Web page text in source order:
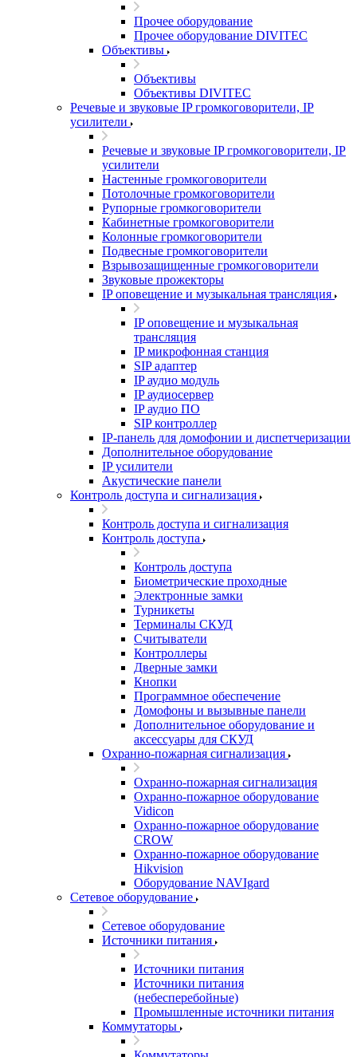
Прочее оборудование
Прочее оборудование DIVITEC
Объективы
Объективы
Объективы DIVITEC
Речевые и звуковые IP громкоговорители, IP
усилители
Речевые и звуковые IP громкоговорители, IP
усилители
Настенные громкоговорители
Потолочные громкоговорители
Рупорные громкоговорители
Кабинетные громкоговорители
Колонные громкоговорители
Подвесные громкоговорители
Взрывозащищенные громкоговорители
Звуковые прожекторы
IP оповещение и музыкальная трансляция
IP оповещение и музыкальная
трансляция
IP микрофонная станция
SIP адаптер
IP аудио модуль
IP аудиосервер
IP аудио ПО
SIP контроллер
IP-панель для домофонии и диспетчеризации
Дополнительное оборудование
IP усилители
Акустические панели
Контроль доступа и сигнализация
Контроль доступа и сигнализация
Контроль доступа
Контроль доступа
Биометрические проходные
Электронные замки
Турникеты
Терминалы СКУД
Считыватели
Контроллеры
Дверные замки
Кнопки
Программное обеспечение
Домофоны и вызывные панели
Дополнительное оборудование и
аксессуары для СКУД
Охранно-пожарная сигнализация
Охранно-пожарная сигнализация
Охранно-пожарное оборудование
Vidicon
Охранно-пожарное оборудование
CROW
Охранно-пожарное оборудование
Hikvision
Оборудование NAVIgard
Сетевое оборудование
Сетевое оборудование
Источники питания
Источники питания
Источники питания
(небесперебойные)
Промышленные источники питания
Коммутаторы